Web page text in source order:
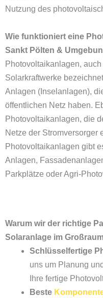
Nutzung des
Wie funktioniert eine
Sankt Pölten &
Photovoltaikanlagen,
Solarkraftwerke
Anlagen (Inselanlagen),
öffentlichen Netz haben.
Photovoltaikanlagen, die
Netze der Stromversorger
Photovoltaikanlagen gibt
Anlagen,
Parkplätze oderAgri-
Warum wir der richtige
Solaranlage im
Schlüsselfertige
uns um Planung
Ihre fertige
Beste